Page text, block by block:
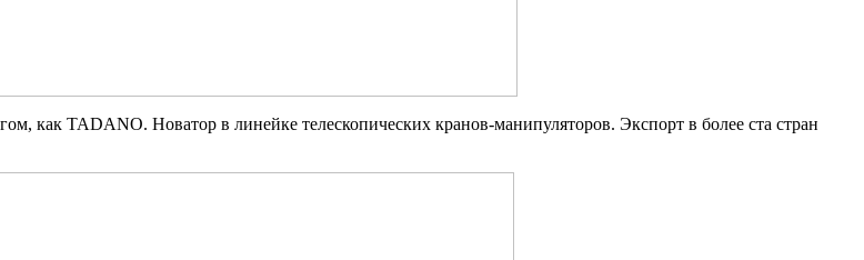
TADANO. Новатор в линейке телескопических кранов-манипуляторов. Экспорт в более ста стран